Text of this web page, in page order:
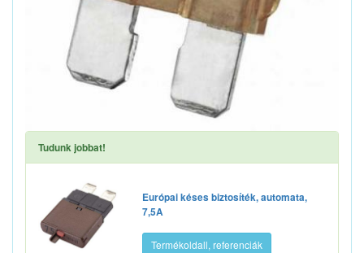
Tudunk jobbat!
Európai késes biztosíték, automata,
7,5A
Termékoldall, referenciák